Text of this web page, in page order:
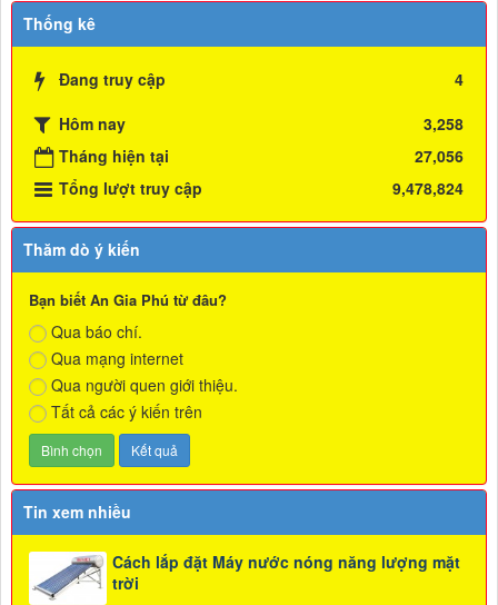
Thống kê
Đang truy cập
4
Hôm nay
3,258
Tháng hiện tại
27,056
Tổng lượt truy cập
9,478,824
Thăm dò ý kiến
Bạn biết An Gia Phú từ đâu?
Qua báo chí.
Qua mạng internet
Qua người quen giới thiệu.
Tất cả các ý kiến trên
Tin xem nhiều
Cách lắp đặt Máy nước nóng năng lượng mặt
trời